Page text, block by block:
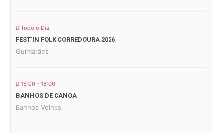
Todo o Dia
FEST’IN FOLK CORREDOURA 2026
Guimarães
15:00 - 18:00
BANHOS DE CANOA
Banhos Velhos